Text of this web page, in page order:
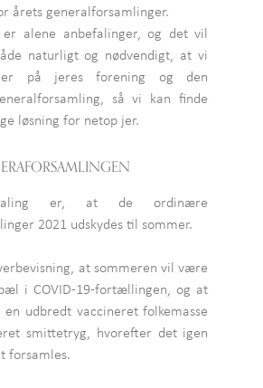
årets generalforsamlinger.
er alene anbefalinger, og det vil
naturligt og nødvendigt, at vi
på jeres forening og den
så vi kan finde
løsning for netop jer.
er, at de ordinære
2021 udskydes til sommer.
at sommeren vil være
i COVID-19-fortællingen, og at
udbredt vaccineret folkemasse
smittetryg, hvorefter det igen
forsamles.